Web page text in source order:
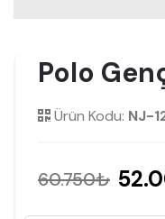
Polo
Ürün Kodu: NJ-
60.750₺